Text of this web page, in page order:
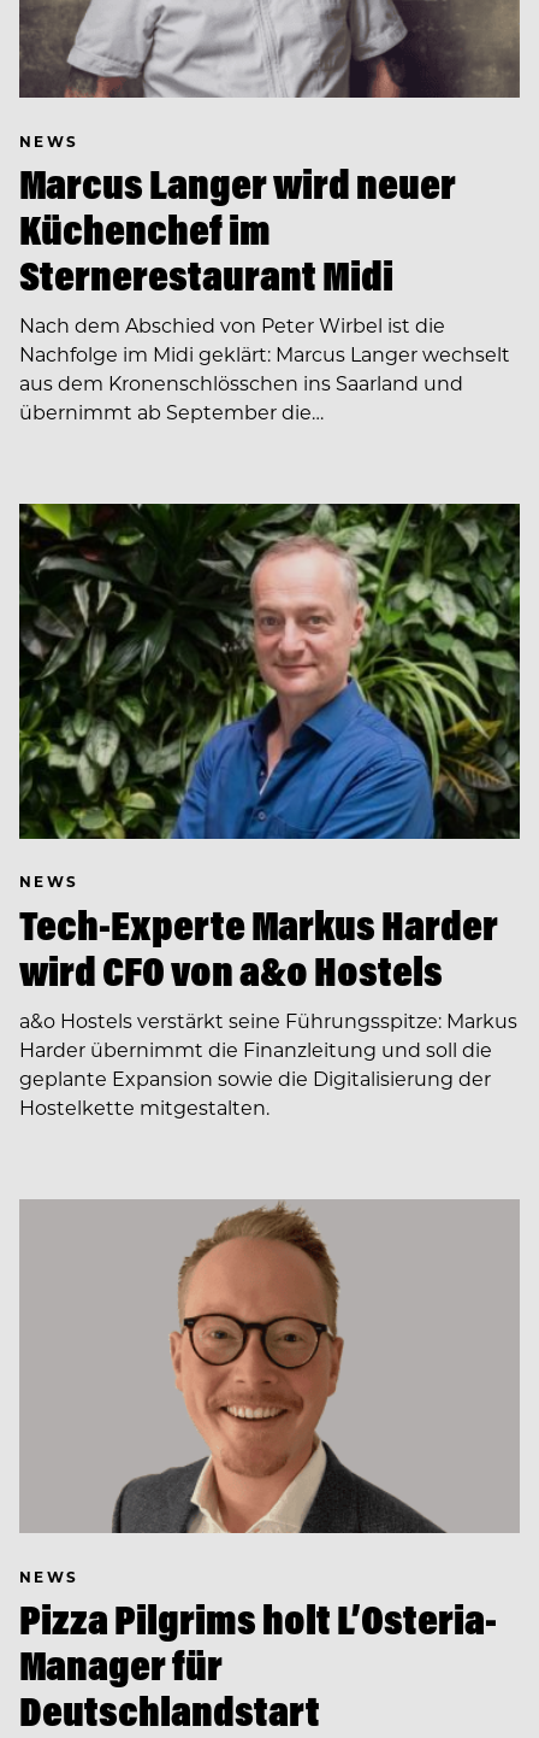
NEWS
Marcus Langer wird neuer
Küchenchef im
Sternerestaurant Midi
Nach dem Abschied von Peter Wirbel ist die
Nachfolge im Midi geklärt: Marcus Langer wechselt
aus dem Kronenschlösschen ins Saarland und
übernimmt ab September die…
NEWS
Tech-Experte Markus Harder
wird CFO von a&o Hostels
a&o Hostels verstärkt seine Führungsspitze: Markus
Harder übernimmt die Finanzleitung und soll die
geplante Expansion sowie die Digitalisierung der
Hostelkette mitgestalten.
NEWS
Pizza Pilgrims holt L’Osteria-
Manager für
Deutschlandstart